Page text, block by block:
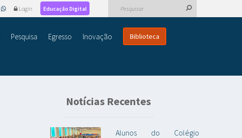
Login Educação Digital
Pesquisa Egresso Inovação Biblioteca
Notícias Recentes
Alunos do Colégio